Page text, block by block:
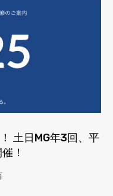
土日MG年3回、平
！